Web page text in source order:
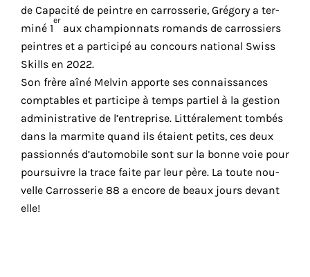
de Capacité de peintre en car­ros­se­rie, Grégory a ter­
mi­né 1
er
aux cham­pion­nats romands de car­ros­siers
peintres et a par­ti­ci­pé au concours natio­nal Swiss
Skills en 2022.
Son frère aîné Melvin apporte ses connais­sances
comp­tables et par­ti­cipe à temps par­tiel à la ges­tion
admi­nis­tra­tive de l’entreprise. Littéralement tom­bés
dans la mar­mite quand ils étaient petits, ces deux
pas­sion­nés d’automobile sont sur la bonne voie pour
pour­suivre la trace faite par leur père. La toute nou­
velle Carrosserie 88 a encore de beaux jours devant
elle!